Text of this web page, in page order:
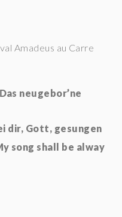
Amadeus au Carre
neugebor’ne
dir, Gott, gesungen
song shall be alway